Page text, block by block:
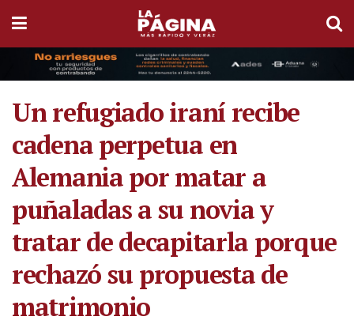
Un refugiado iraní recibe
cadena perpetua en
Alemania por matar a
puñaladas a su novia y
tratar de decapitarla porque
rechazó su propuesta de
matrimonio